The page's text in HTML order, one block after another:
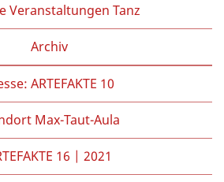
Veranstaltungen Tanz
Archiv
ARTEFAKTE 10
Max-Taut-Aula
16 | 2021